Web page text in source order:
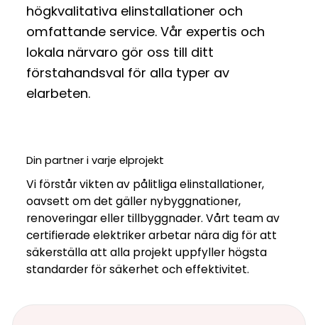
högkvalitativa elinstallationer och
omfattande service. Vår expertis och
lokala närvaro gör oss till ditt
förstahandsval för alla typer av
elarbeten.
Din partner i varje elprojekt
Vi förstår vikten av pålitliga elinstallationer,
oavsett om det gäller nybyggnationer,
renoveringar eller tillbyggnader. Vårt team av
certifierade elektriker arbetar nära dig för att
säkerställa att alla projekt uppfyller högsta
standarder för säkerhet och effektivitet.